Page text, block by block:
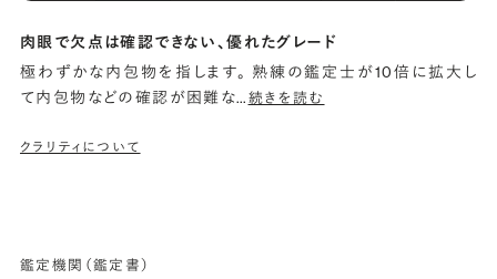
肉眼で欠点は確認できない、優れたグレード
極わずかな内包物を指します。 熟練の鑑定士が10倍に拡大し
て内包物などの確認が困難な…続きを読む
クラリティについて
鑑定機関（鑑定書）